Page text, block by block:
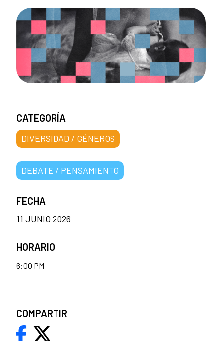
CATEGORÍA
DIVERSIDAD / GÉNEROS
DEBATE / PENSAMIENTO
FECHA
11 JUNIO 2026
HORARIO
6:00 PM
COMPARTIR